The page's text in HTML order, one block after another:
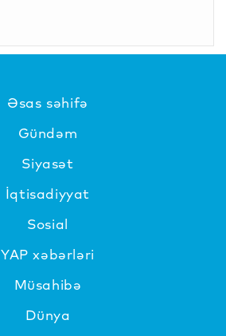
Əsas səhifə
Gündəm
Siyasət
İqtisadiyyat
Sosial
YAP xəbərləri
Müsahibə
Dünya